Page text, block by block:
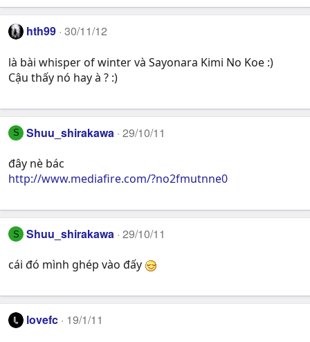
hth99 30/11/12
là bài whisper of winter và Sayonara Kimi No Koe :)
Cậu thấy nó hay à ? :)
S Shuu_shirakawa 29/10/11
đây nè bác
http://www.mediafire.com/?no2fmutnne0
S Shuu_shirakawa 29/10/11
cái đó mình ghép vào đấy
lovefc 19/1/11